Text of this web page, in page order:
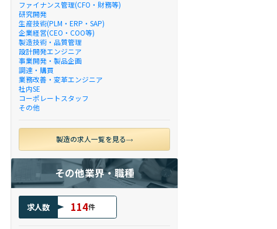
ファイナンス管理(CFO・財務等)
研究開発
生産技術(PLM・ERP・SAP)
企業経営(CEO・COO等)
製造技術・品質管理
設計開発エンジニア
事業開発・製品企画
調達・購買
業務改善・変革エンジニア
社内SE
コーポレートスタッフ
その他
製造の求人一覧を見る
その他業界・職種
求人数 114件